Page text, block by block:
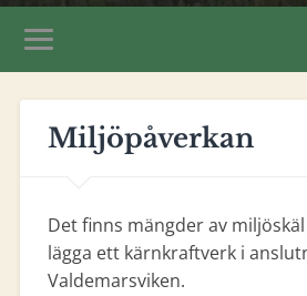
Miljöpåverkan
Det finns mängder av
lägga ett kärnkraftverk i
Valdemarsviken.